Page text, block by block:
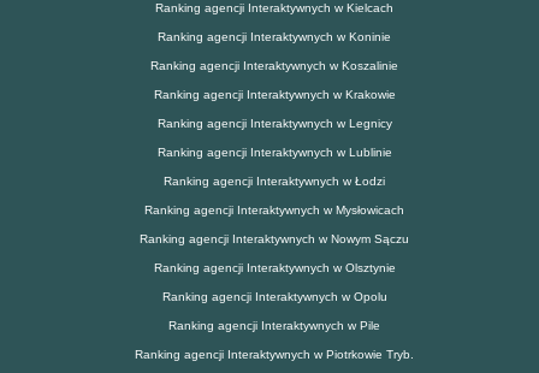
Ranking agencji Interaktywnych w Kielcach
Ranking agencji Interaktywnych w Koninie
Ranking agencji Interaktywnych w Koszalinie
Ranking agencji Interaktywnych w Krakowie
Ranking agencji Interaktywnych w Legnicy
Ranking agencji Interaktywnych w Lublinie
Ranking agencji Interaktywnych w Łodzi
Ranking agencji Interaktywnych w Mysłowicach
Ranking agencji Interaktywnych w Nowym Sączu
Ranking agencji Interaktywnych w Olsztynie
Ranking agencji Interaktywnych w Opolu
Ranking agencji Interaktywnych w Pile
Ranking agencji Interaktywnych w Piotrkowie Tryb.